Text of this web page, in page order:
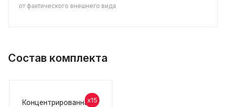
от фактического внешнего вида
Состав комплекта
x15
Концентрированная